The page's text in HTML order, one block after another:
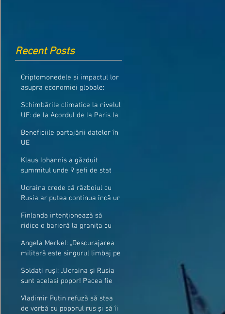
Recent Posts
Criptomonedele și impactul lor
asupra economiei globale:
Schimbările climatice la nivelul
UE: de la Acordul de la Paris la
Beneficiile partajării datelor în
UE
Klaus Iohannis a găzduit
summitul unde 9 șefi de stat
granițe
Ucraina crede că războiul cu
Rusia ar putea continua încă un
Finlanda intenționează să
ridice o barieră la granița cu
Angela Merkel: „Descurajarea
militară este singurul limbaj pe
Soldați ruși: „Ucraina și Rusia
sunt același popor! Pacea fie
Vladimir Putin refuză să stea
de vorbă cu poporul rus și să îi